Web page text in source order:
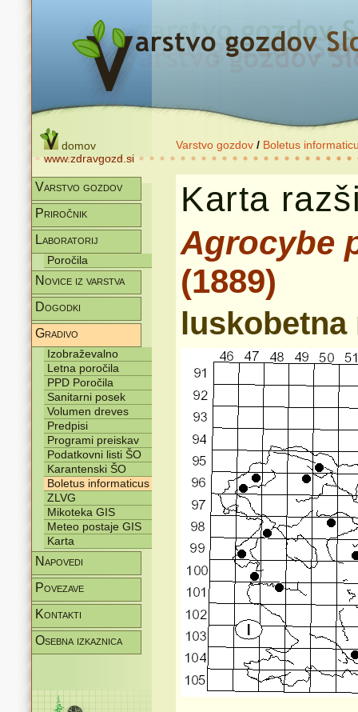
domov
www.zdravgozd.si
Varstvo gozdov / Boletus
Varstvo gozdov
Priročnik
Laboratorij
Poročila
Novice iz varstva
Dogodki
Gradivo
Izobraževalno
Letna poročila
PPD Poročila
Sanitarni posek
Volumen dreves
Predpisi
Programi preiskav
Podatkovni listi ŠO
Karantenski ŠO
Boletus informaticus
ZLVG
Mikoteka GIS
Meteo postaje GIS
Karta
Napovedi
Povezave
Kontakti
Osebna izkaznica
Karta
Agrocybe
(1889)